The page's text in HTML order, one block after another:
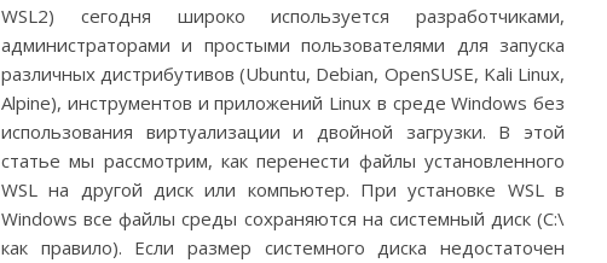
WSL2) сегодня широко используется разработчиками,
администраторами и простыми пользователями для запуска
различных дистрибутивов (Ubuntu, Debian, OpenSUSE, Kali Linux,
Alpine), инструментов и приложений Linux в среде Windows без
использования виртуализации и двойной загрузки. В этой
статье мы рассмотрим, как перенести файлы установленного
WSL на другой диск или компьютер. При установке WSL в
Windows все файлы среды сохраняются на системный диск (C:\
как правило). Если размер системного диска недостаточен